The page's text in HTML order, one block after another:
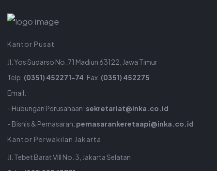
Kantor Pusat
Jl. Yos Sudarso No. 71 Madiun 63122, Jawa Timur
Telp. (0351) 452271-74 , Fax. (0351) 452275
Email:
- Hubungan Perusahaan: sekretariat@inka.co.id
- Bisnis & Pemasaran: pemasarankeretaapi@inka.co.id
Kantor Perwakilan Jakarta
Jl. Tebet Barat VIII No. 3, Jakarta Selatan